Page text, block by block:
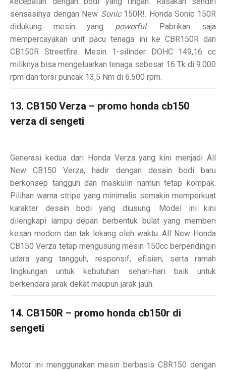
sensasinya dengan New Sonic150R!
. Honda Sonic 150R
didukung mesin yang powerful. Pabrikan saja
mempercayakan unit pacu tenaga ini ke CBR150R dan
CB150R Streetfire. Mesin 1-silinder DOHC 149,16 cc
miliknya bisa mengeluarkan tenaga sebesar 16 Tk di 9.000
rpm dan torsi puncak 13,5 Nm di 6.500 rpm.
13. CB150 Verza – promo honda cb150
verza di sengeti
Generasi kedua dari Honda Verza yang kini menjadi All
New CB150 Verza, hadir dengan desain bodi baru
berkonsep tangguh dan maskulin namun tetap kompak.
Pilihan warna stripe yang minimalis semakin memperkuat
karakter desain bodi yang diusung. Model ini kini
dilengkapi lampu depan berbentuk bulat yang memberi
kesan modern dan tak lekang oleh waktu. All New Honda
CB150 Verza tetap mengusung mesin 150cc berpendingin
udara yang tangguh, responsif, efisien, serta ramah
lingkungan untuk kebutuhan sehari-hari baik untuk
berkendara jarak dekat maupun jarak jauh.
14. CB150R – promo honda cb150r di
sengeti
Motor ini menggunakan mesin berbasis CBR150 dengan